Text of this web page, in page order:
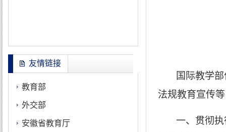
友情链接
教育部
外交部
安徽省教育厅
国际教学
法规教育宣传
一、贯彻